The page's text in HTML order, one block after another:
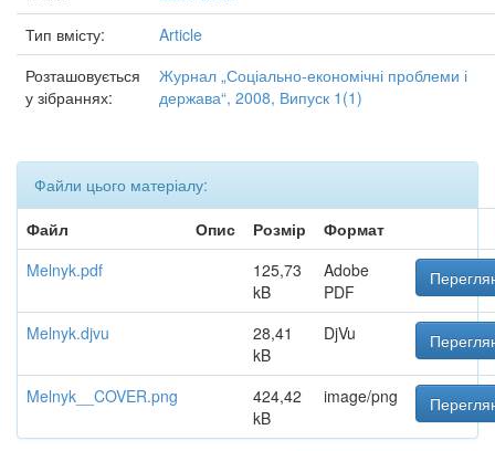
Тип вмісту:
Article
Розташовується
у зібраннях:
Журнал „Соціально-економічні проблеми і
держава“, 2008, Випуск 1(1)
Файли цього матеріалу:
Файл
Опис Розмір
Формат
Melnyk.pdf
125,73
kB
Adobe
PDF
Melnyk.djvu
28,41
kB
DjVu
Melnyk__COVER.png
424,42
kB
image/png